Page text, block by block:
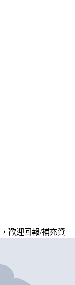
歡迎回報/補充資